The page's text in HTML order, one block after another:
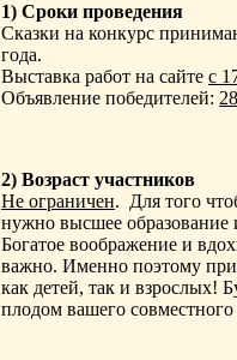
1) Сроки проведения
Сказки на конкурс
года.
Выставка работ на сайте с
Объявление победителей:
2) Возраст участников
Не ограничен. Для того
нужно высшее
Богатое воображение и
важно. Именно поэтому
как детей, так и взрослых!
плодом вашего